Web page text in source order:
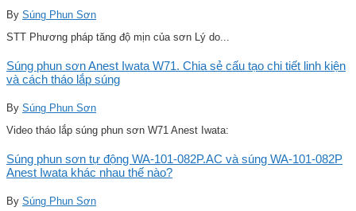
By Súng Phun Sơn
STT Phương pháp tăng độ mịn của sơn Lý do...
Súng phun sơn Anest Iwata W71. Chia sẻ cấu tạo chi tiết linh kiện
và cách tháo lắp súng
By Súng Phun Sơn
Video tháo lắp súng phun sơn W71 Anest Iwata:
Súng phun sơn tự động WA-101-082P.AC và súng WA-101-082P
Anest Iwata khác nhau thế nào?
By Súng Phun Sơn